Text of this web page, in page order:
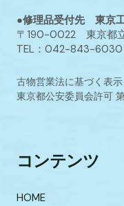
●修理品受付先 東京
〒190-0022 東京都
TEL：042-843-
古物営業法に基づく表示
東京都公安委員会許可
コンテンツ
HOME